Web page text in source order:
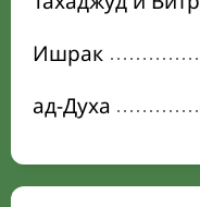
Ишрак
ад-Духа